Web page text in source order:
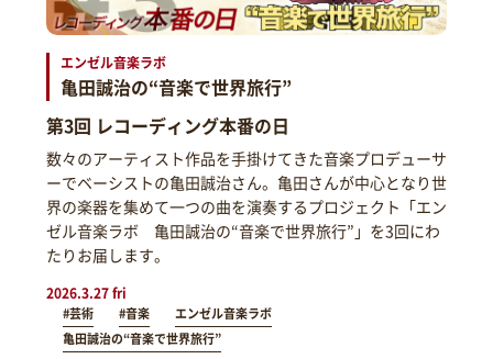
エンゼル音楽ラボ
亀田誠治の“音楽で世界旅行”
第3回 レコーディング本番の日
数々のアーティスト作品を手掛けてきた音楽プロデューサ
ーでベーシストの亀田誠治さん。亀田さんが中心となり世
界の楽器を集めて一つの曲を演奏するプロジェクト「エン
ゼル音楽ラボ 亀田誠治の“音楽で世界旅行”」を3回にわ
たりお届します。
2026.3.27 fri
#芸術 #音楽
エンゼル音楽ラボ
亀田誠治の“音楽で世界旅行”